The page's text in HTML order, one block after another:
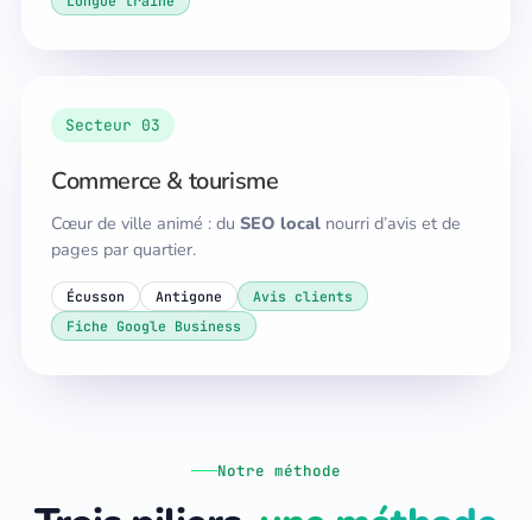
Secteur 03
Commerce & tourisme
Cœur de ville animé : du SEO local nourri d’avis et de
pages par quartier.
Écusson Antigone
Avis clients
Fiche Google Business
Notre méthode